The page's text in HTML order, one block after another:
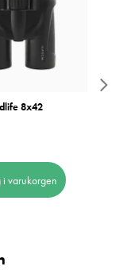
8x42
i varukorgen